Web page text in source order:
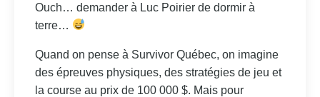
Ouch… demander à Luc Poirier de dormir à
terre…
Quand on pense à Survivor Québec, on imagine
des épreuves physiques, des stratégies de jeu et
la course au prix de 100 000 $. Mais pour